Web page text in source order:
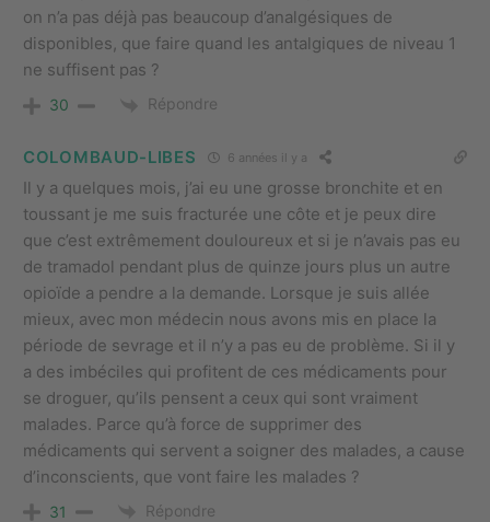
on n’a pas déjà pas beaucoup d’analgésiques de
disponibles, que faire quand les antalgiques de niveau 1
ne suffisent pas ?
30 Répondre
COLOMBAUD-LIBES 6 années il y a
Il y a quelques mois, j’ai eu une grosse bronchite et en
toussant je me suis fracturée une côte et je peux dire
que c’est extrêmement douloureux et si je n’avais pas eu
de tramadol pendant plus de quinze jours plus un autre
opioïde a pendre a la demande. Lorsque je suis allée
mieux, avec mon médecin nous avons mis en place la
période de sevrage et il n’y a pas eu de problème. Si il y
a des imbéciles qui profitent de ces médicaments pour
se droguer, qu’ils pensent a ceux qui sont vraiment
malades. Parce qu’à force de supprimer des
médicaments qui servent a soigner des malades, a cause
d’inconscients, que vont faire les malades ?
31 Répondre